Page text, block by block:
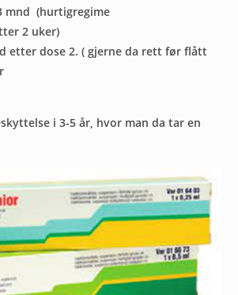
mnd (hurtigregime
2 uker)
etter dose 2. ( gjerne da rett før flått
i 3-5 år, hvor man da tar en